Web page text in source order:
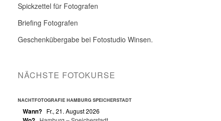
Spickzettel für Fotografen
Briefing Fotografen
Geschenkübergabe bei Fotostudio Winsen.
NÄCHSTE FOTOKURSE
NACHTFOTOGRAFIE HAMBURG SPEICHERSTADT
Wann? Fr., 21. August 2026